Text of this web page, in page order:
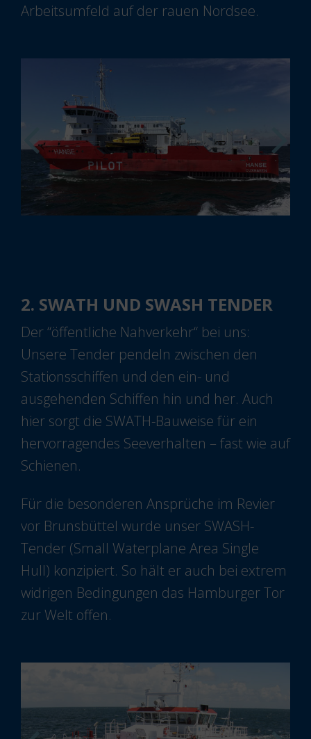
Arbeitsumfeld auf der rauen Nordsee.
2. SWATH UND SWASH TENDER
Der “öffentliche Nahverkehr“ bei uns:
Unsere Tender pendeln zwischen den
Stationsschiffen und den ein- und
ausgehenden Schiffen hin und her. Auch
hier sorgt die SWATH-Bauweise für ein
hervorragendes Seeverhalten – fast wie auf
Schienen.
Für die besonderen Ansprüche im Revier
vor Brunsbüttel wurde unser SWASH-
Tender (Small Waterplane Area Single
Hull) konzipiert. So hält er auch bei extrem
widrigen Bedingungen das Hamburger Tor
zur Welt offen.